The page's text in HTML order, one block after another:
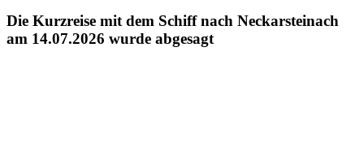
Die Kurzreise mit dem Schiff nach Neckarsteinach
am 14.07.2026 wurde abgesagt